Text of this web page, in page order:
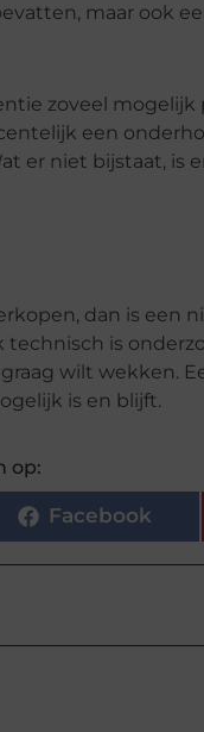
maar ook
zoveel
een
er niet bijstaat, is
dan is een
is
wilt wekken.
is en blijft.
op:
Facebook